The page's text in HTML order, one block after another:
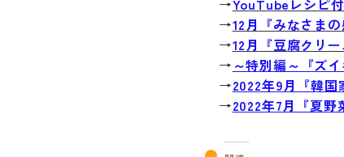
→YouTubeレシピ
→12月『みなさまの
→12月『豆腐クリ
→ ～特別編～『ズイ
→2022年9月『韓国
→2022年7月『夏野